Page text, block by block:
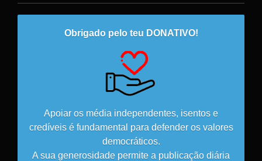
Obrigado pelo teu DONATIVO!
Apoiar os média independentes, isentos e
credíveis é fundamental para defender os valores
democráticos.
A sua generosidade permite a publicação diária